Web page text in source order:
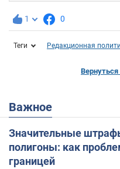
1 0
Теги Редакционная
Вернуться
Важное
Значительные
полигоны: как
границей